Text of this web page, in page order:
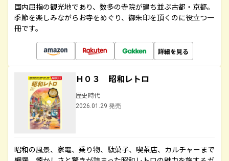
国内屈指の観光地であり、数多の寺院が建ち並ぶ古都・京都。
季節を楽しみながらお寺をめぐり、御朱印を頂くのに役立つ一
冊です。
詳細を見る
Ｈ０３ 昭和レトロ
歴史時代
2026.01.29 発売
昭和の風景、家電、乗り物、駄菓子、喫茶店、カルチャーまで